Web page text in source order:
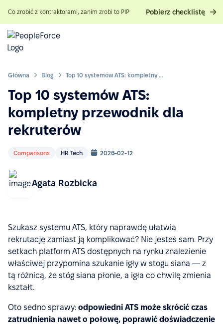
Co zrobić z kontraktorami, zanim zrobi to PIP Pobierz checklistę
Główna Blog Top 10 systemów ATS: kompletny przewodnik dla rekruterów
Top 10 systemów ATS:
kompletny przewodnik dla
rekruterów
Comparisons HR Tech 2026-02-12
Agata Rozbicka
Szukasz systemu ATS, który naprawdę ułatwia
rekrutację zamiast ją komplikować? Nie jesteś sam. Przy
setkach platform ATS dostępnych na rynku znalezienie
właściwej przypomina szukanie igły w stogu siana — z
tą różnicą, że stóg siana płonie, a igła co chwilę zmienia
kształt.
Oto sedno sprawy: odpowiedni ATS może skrócić czas
zatrudnienia nawet o połowę, poprawić doświadczenie